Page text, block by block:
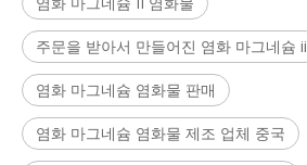
주문을 받아서 만들어진 염화 마그네슘 ii
염화 마그네슘 염화물 판매
염화 마그네슘 염화물 제조 업체 중국